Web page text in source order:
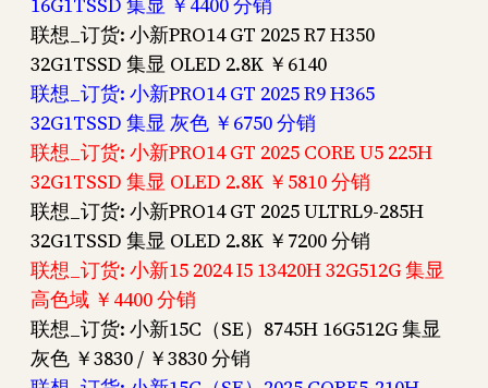
联想_订货: 小新PRO14 GT 2025 R7 H350
32G1TSSD 集显 OLED 2.8K ￥6140
联想_订货: 小新PRO14 GT 2025 R9 H365
32G1TSSD 集显 灰色 ￥6750 分销
联想_订货: 小新PRO14 GT 2025 CORE U5 225H
32G1TSSD 集显 OLED 2.8K ￥5810 分销
联想_订货: 小新PRO14 GT 2025 ULTRL9-285H
32G1TSSD 集显 OLED 2.8K ￥7200 分销
联想_订货: 小新15 2024 I5 13420H 32G512G 集显
高色域 ￥4400 分销
联想_订货: 小新15C（SE）8745H 16G512G 集显
灰色 ￥3830 / ￥3830 分销